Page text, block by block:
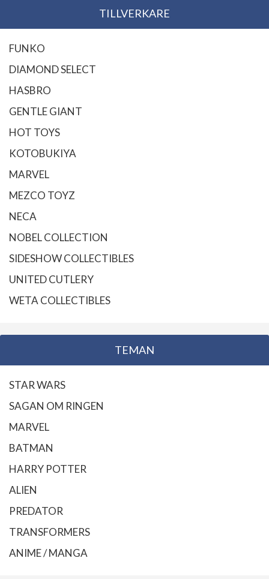
TILLVERKARE
FUNKO
DIAMOND SELECT
HASBRO
GENTLE GIANT
HOT TOYS
KOTOBUKIYA
MARVEL
MEZCO TOYZ
NECA
NOBEL COLLECTION
SIDESHOW COLLECTIBLES
UNITED CUTLERY
WETA COLLECTIBLES
TEMAN
STAR WARS
SAGAN OM RINGEN
MARVEL
BATMAN
HARRY POTTER
ALIEN
PREDATOR
TRANSFORMERS
ANIME / MANGA